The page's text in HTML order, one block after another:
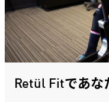
Retül Fitであな